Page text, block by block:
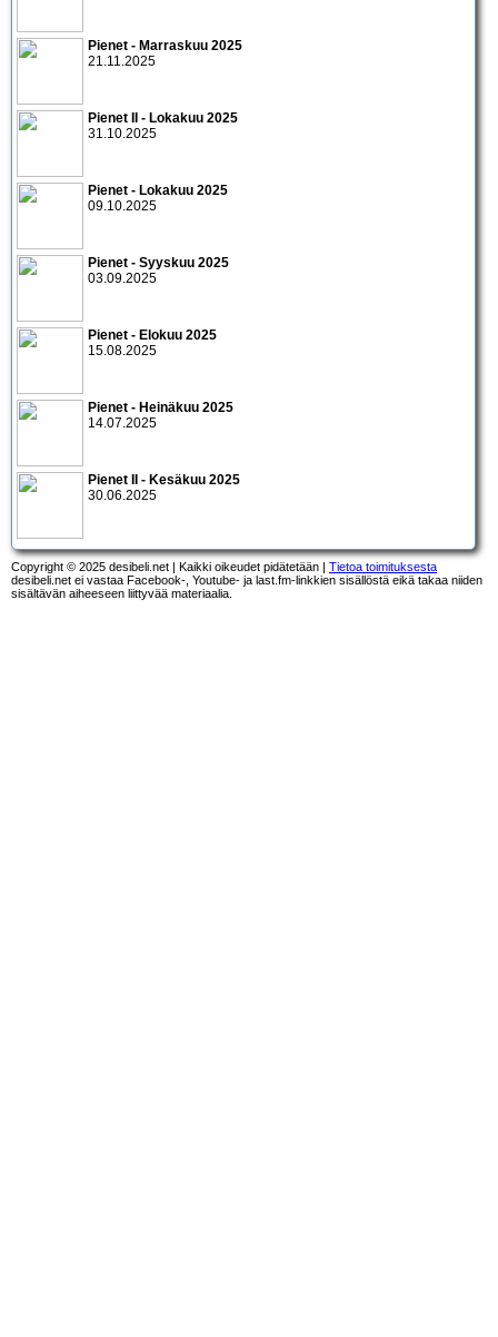
Pienet - Marraskuu 2025
21.11.2025
Pienet II - Lokakuu 2025
31.10.2025
Pienet - Lokakuu 2025
09.10.2025
Pienet - Syyskuu 2025
03.09.2025
Pienet - Elokuu 2025
15.08.2025
Pienet - Heinäkuu 2025
14.07.2025
Pienet II - Kesäkuu 2025
30.06.2025
Copyright © 2025 desibeli.net | Kaikki oikeudet pidätetään | Tietoa toimituksesta
desibeli.net ei vastaa Facebook-, Youtube- ja last.fm-linkkien sisällöstä eikä takaa niiden
sisältävän aiheeseen liittyvää materiaalia.